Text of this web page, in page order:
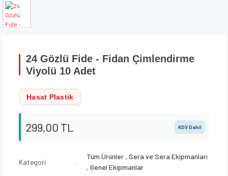
24 Gözlü Fide - Fidan Çimlendirme
Viyolü 10 Adet
Hasat Plastik
299,00 TL KDV Dahil
Kategori
Tüm Ürünler ,Sera ve Sera Ekipmanları
,Genel Ekipmanlar